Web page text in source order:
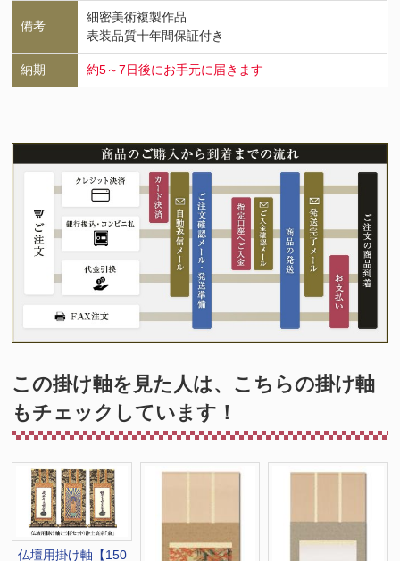
備考
細密美術複製作品
表装品質十年間保証付き
納期 約5～7日後にお手元に届きます
この掛け軸を見た人は、こちらの掛け軸
もチェックしています！
仏壇用掛け軸【150